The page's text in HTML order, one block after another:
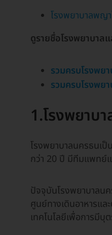
โรงพยาบาลพญ
ดูรายชื่อโรงพยาบาล
รวมครบโรงพย
รวมครบโรงพย
1.โรงพยาบ
โรงพยาบาลนครธนเ
กว่า 20 ปี มีทีมแพทย์
ปัจจุบันโรงพยาบาลน
ศูนย์ทางเดินอาหารแ
เทคโนโลยีเพื่อการมีบุ